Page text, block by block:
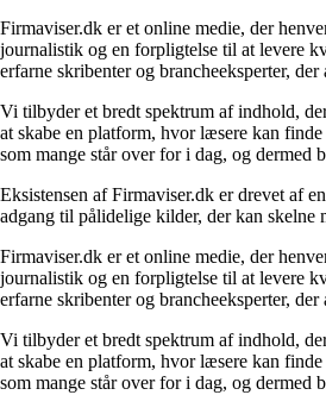
Firmaviser.dk er et online medie, der
journalistik og en forpligtelse til at levere
erfarne skribenter og brancheeksperter,
Vi tilbyder et bredt spektrum af indhold,
at skabe en platform, hvor læsere kan
som mange står over for i dag, og dermed
Eksistensen af Firmaviser.dk er drevet af
adgang til pålidelige kilder, der kan skelne
Firmaviser.dk er et online medie, der
journalistik og en forpligtelse til at levere
erfarne skribenter og brancheeksperter,
Vi tilbyder et bredt spektrum af indhold,
at skabe en platform, hvor læsere kan
som mange står over for i dag, og dermed